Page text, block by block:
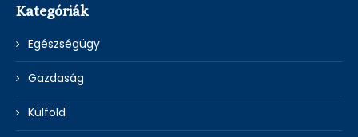
Kategóriák
Egészségügy
Gazdaság
Külföld